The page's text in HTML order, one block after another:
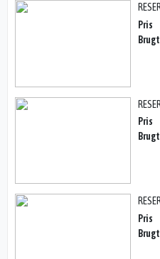
Pris
Brugt
Pris
Brugt
Pris
Brugt